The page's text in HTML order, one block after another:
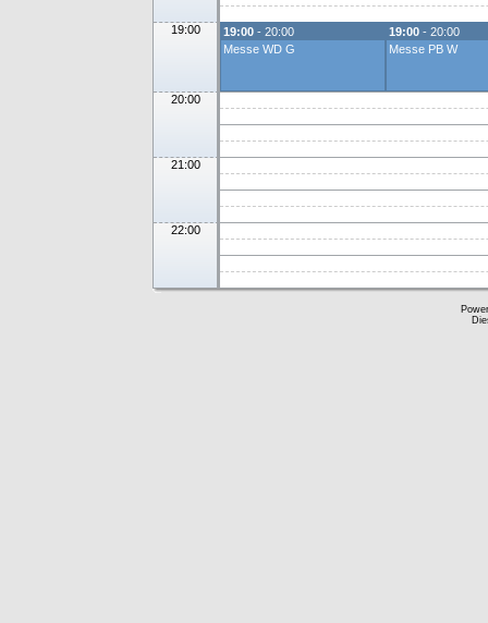
19:00 19:00 - 20:00
Messe WD G
19:00 - 20:00
Messe PB W
20:00
21:00
22:00